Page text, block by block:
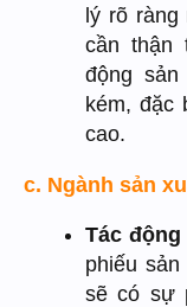
lý rõ ràng
cần thận
động
kém, đặc
cao.
c. Ngành sản
Tác
phiếu
sẽ có sự